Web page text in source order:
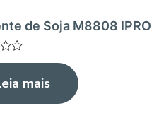
de Soja M8808 IPRO
mais